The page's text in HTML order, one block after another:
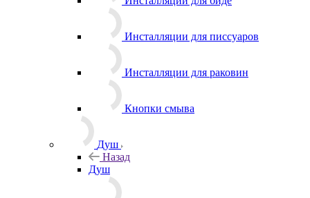
Инсталляции для писсуаров
Инсталляции для раковин
Кнопки смыва
Душ
Назад
Душ